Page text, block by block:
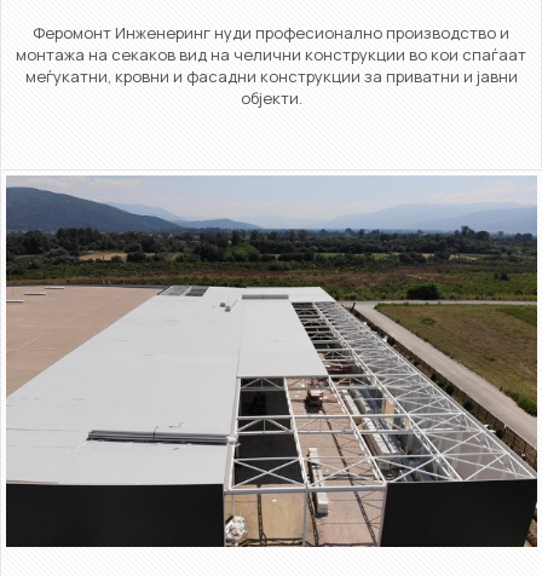
Феромонт Инженеринг нуди професионално производство и
монтажа на секаков вид на челични конструкции во кои спаѓаат
меѓукатни, кровни и фасадни конструкции за приватни и јавни
објекти.